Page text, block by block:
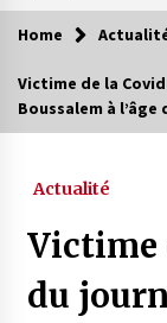
Contes de
Home
Victime de la
Boussalem à l’âge
Actualité
Victime
du